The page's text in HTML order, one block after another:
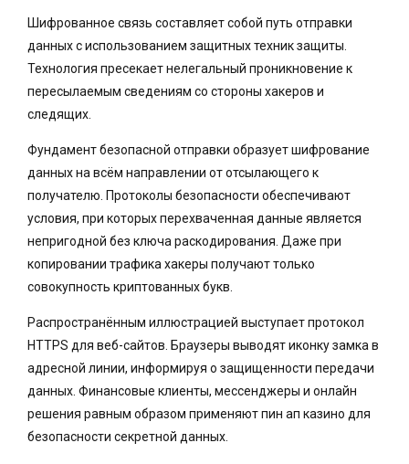
Шифрованное связь составляет собой путь отправки
данных с использованием защитных техник защиты.
Технология пресекает нелегальный проникновение к
пересылаемым сведениям со стороны хакеров и
следящих.
Фундамент безопасной отправки образует шифрование
данных на всём направлении от отсылающего к
получателю. Протоколы безопасности обеспечивают
условия, при которых перехваченная данные является
непригодной без ключа раскодирования. Даже при
копировании трафика хакеры получают только
совокупность криптованных букв.
Распространённым иллюстрацией выступает протокол
HTTPS для веб-сайтов. Браузеры выводят иконку замка в
адресной линии, информируя о защищенности передачи
данных. Финансовые клиенты, мессенджеры и онлайн
решения равным образом применяют пин ап казино для
безопасности секретной данных.